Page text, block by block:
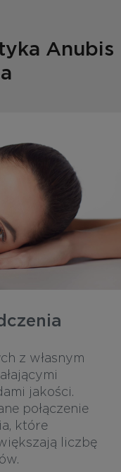
Anubis
z własnym
jakości.
połączenie
które
liczbę